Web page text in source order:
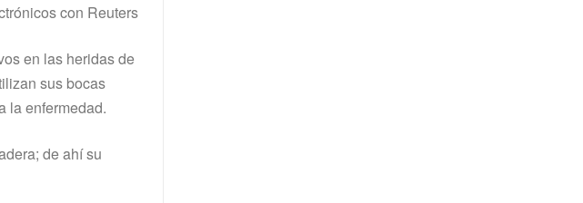
con Reuters
en las heridas de
sus bocas
la enfermedad.
de ahí su